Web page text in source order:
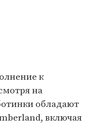
к
на
обладают
включая